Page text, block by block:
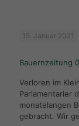
15. Januar 2021
Bauernzeitung
Verloren im
Parlamentarier
monatelangen
gebracht. Wir